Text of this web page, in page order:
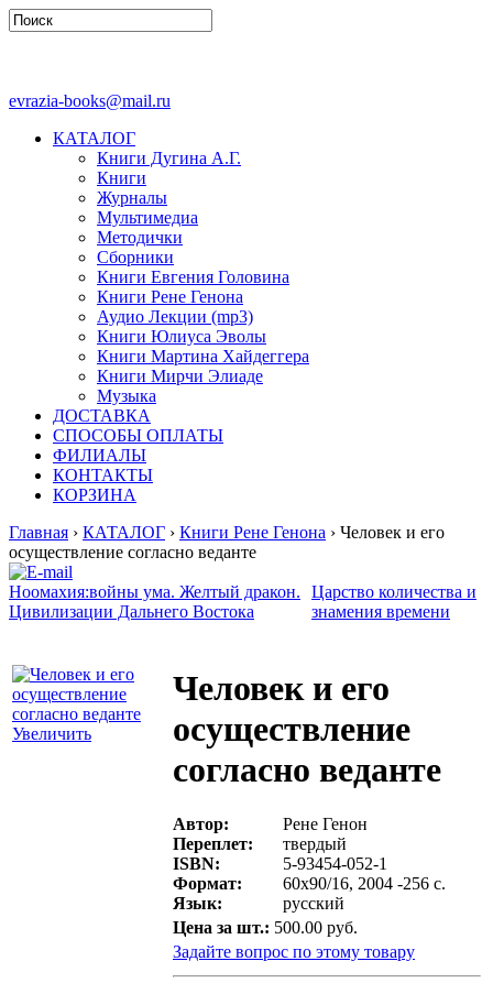
evrazia-books@mail.ru
КАТАЛОГ
Книги Дугина А.Г.
Книги
Журналы
Мультимедиа
Методички
Сборники
Книги Евгения Головина
Книги Рене Генона
Аудио Лекции (mp3)
Книги Юлиуса Эволы
Книги Мартина Хайдеггера
Книги Мирчи Элиаде
Музыка
ДОСТАВКА
СПОСОБЫ ОПЛАТЫ
ФИЛИАЛЫ
КОНТАКТЫ
КОРЗИНА
Главная › КАТАЛОГ › Книги Рене Генона › Человек и его
осуществление согласно веданте
Ноомахия:войны ума. Желтый дракон.
Цивилизации Дальнего Востока
Царство количества и
знамения времени
Увеличить
Человек и его
осуществление
согласно веданте
Автор:
Рене Генон
Переплет:
твердый
ISBN:
5-93454-052-1
Формат:
60х90/16, 2004 -256 с.
Язык:
русский
Цена за шт.: 500.00 руб.
Задайте вопрос по этому товару